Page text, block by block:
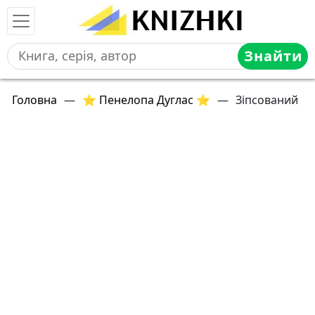
Знайти
Головна — ⭐ Пенелопа Дуглас ⭐ — Зіпсований